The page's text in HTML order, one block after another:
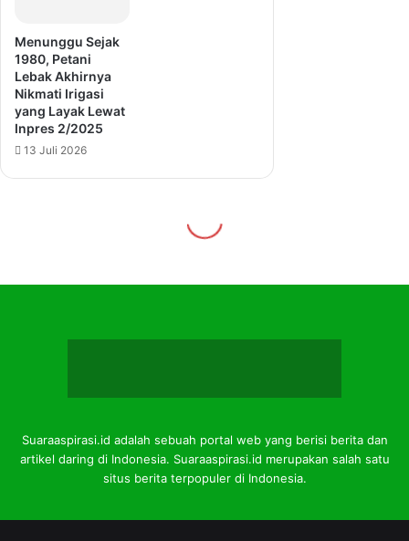
Suaraaspirasi.id adalah sebuah portal web yang berisi berita dan
artikel daring di Indonesia. Suaraaspirasi.id merupakan salah satu
situs berita terpopuler di Indonesia.